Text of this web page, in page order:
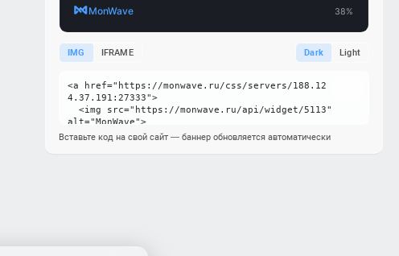
IMG IFRAME Dark Light
Вставьте код на свой сайт — баннер обновляется автоматически